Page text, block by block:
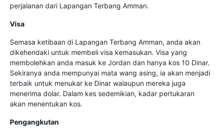
perjalanan dari Lapangan Terbang Amman.
Visa
Semasa ketibaan di Lapangan Terbang Amman, anda akan
dikehendaki untuk membeli visa kemasukan. Visa yang
membolehkan anda masuk ke Jordan dan hanya kos 10 Dinar.
Sekiranya anda mempunyai mata wang asing, ia akan menjadi
terbaik untuk menukar ke Dinar walaupun mereka juga
menerima dolar. Dalam kes sedemikian, kadar pertukaran
akan menentukan kos.
Pengangkutan